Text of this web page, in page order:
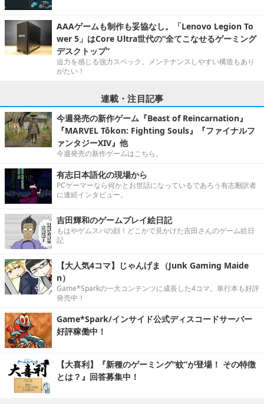
AAAゲームも制作も妥協なし。「Lenovo Legion To
wer 5」はCore Ultra世代の“全てこなせるゲーミング
デスクトップ”
迫力を感じる強力スペック。メンテナンスしやすい構造もあり
がたい！
連載・注目記事
今週発売の新作ゲーム『Beast of Reincarnation』
『MARVEL Tōkon: Fighting Souls』『ファイナルフ
ァンタジーXIV』他
今週発売の新作ゲームはこちら。
有志日本語化の現場から
PCゲーマーなら何かとお世話になっているであろう有志翻訳者
に連続インタビュー。
吉田輝和のゲームプレイ絵日記
もはやゲムスパの顔！どこかで見かけた吉田さんのゲーム絵日
記
【大人気4コマ】じゃんげま（Junk Gaming Maide
n）
Game*Sparkの一大コンテンツに成長した4コマ。単行本も好評
発売中！
Game*Spark/インサイド公式ディスコードサーバー
好評稼働中！
【大喜利】『新種のゲーミング“蚊”が登場！ その特徴
とは？』回答募集中！